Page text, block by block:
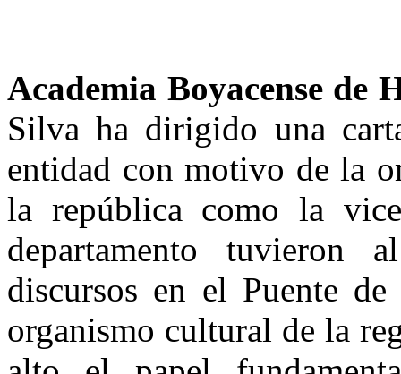
Academia Boyacense de
Silva ha dirigido una
entidad con motivo de la
la república como la
departamento tuvieron
discursos en el Puente
organismo cultural de la